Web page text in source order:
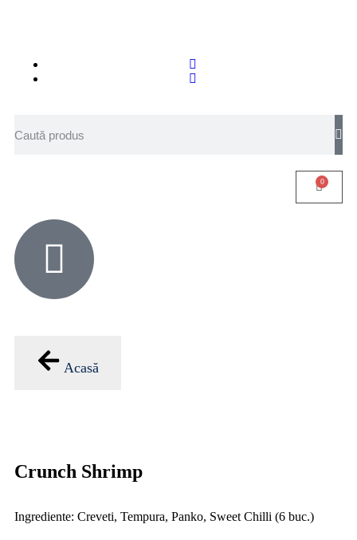
Acasă
Crunch Shrimp
Ingrediente: Creveti, Tempura, Panko, Sweet Chilli (6 buc.)